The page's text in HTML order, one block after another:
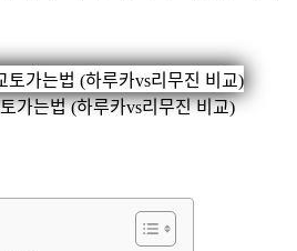
(하루카vs리무진 비교)